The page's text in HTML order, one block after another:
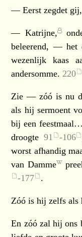
— Eerst zegdet
— Katrijne,
beleerend, — het
wezenlijk kaas
andersomme.220
Zie — zóó is nu
als hij sermoent
bij een
droogte 91 -106
worst afhandig
van Damme
-177 .
Zóó is hij zelfs
En zóó zal hij ons